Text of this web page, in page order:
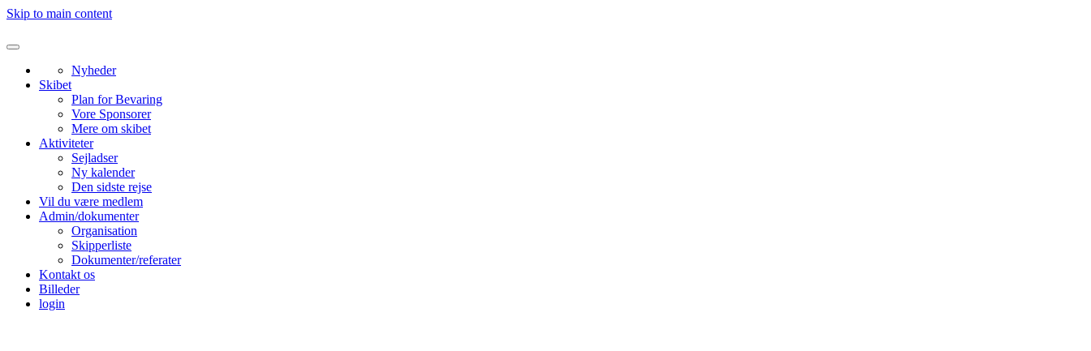
Skip to main content
Nyheder
Skibet
Plan for Bevaring
Vore Sponsorer
Mere om skibet
Aktiviteter
Sejladser
Ny kalender
Den sidste rejse
Vil du være medlem
Admin/dokumenter
Organisation
Skipperliste
Dokumenter/referater
Kontakt os
Billeder
login